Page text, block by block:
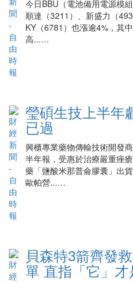
今日BBU（電池備用電源模
順達（3211）、新盛力（
KY（6781）也漲逾4%，其
高...…
瑩碩生技上半年
已過
興櫃專業藥物傳輸技術開發
半年報，受惠於治療嚴重痤
藥「鹽酸米那普侖膠囊」出
歐帕營...…
貝森特3箭齊發
單 直指「它」才